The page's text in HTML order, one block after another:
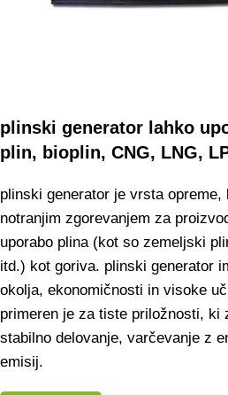
plinski generator lahko
plin, bioplin, CNG, LNG,
plinski generator je vrsta opreme,
notranjim zgorevanjem za
uporabo plina (kot so zemeljski
itd.) kot goriva. plinski generator
okolja, ekonomičnosti in visoke
primeren je za tiste priložnosti, ki
stabilno delovanje, varčevanje z
emisij.